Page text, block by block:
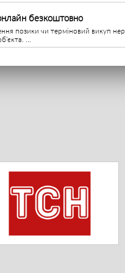
безкоштовно
позики чи терміновий викуп
...